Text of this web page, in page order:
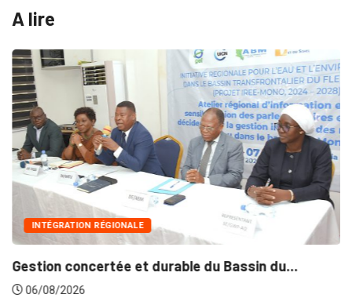
A lire
INTÉGRATION RÉGIONALE
Gestion concertée et durable du Bassin du...
06/08/2026